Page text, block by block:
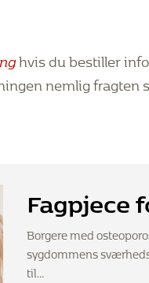
hvis du bestiller
nemlig
Fagpjece
Borgere med
sygdommens
til…